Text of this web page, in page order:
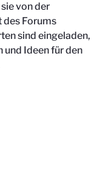
von der
Forums
sind eingeladen,
und Ideen für den